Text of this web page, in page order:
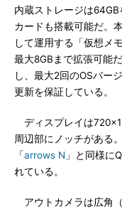
内蔵ストレージは
カードも搭載可能だ。
して運用する「仮想メ
最大8GBまで拡張可能
し、最大2回のOSバー
更新を保証している。
ディスプレイは
周辺部にノッチがある
「arrows N 」と同様に
れている。
アウトカメラは広角